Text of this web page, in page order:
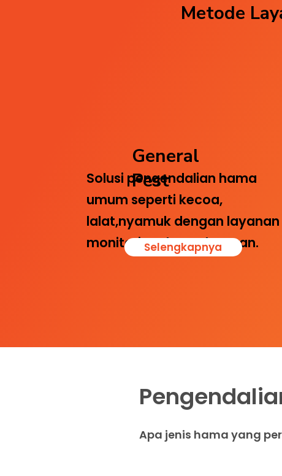
Metode
General
Pest
Solusi pengendalian hama
umum seperti kecoa,
lalat,nyamuk dengan layanan
monitoring dan pelaporan.
Selengkapnya
Apa jenis hama yang